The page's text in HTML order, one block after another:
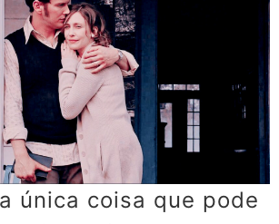
única coisa que pode